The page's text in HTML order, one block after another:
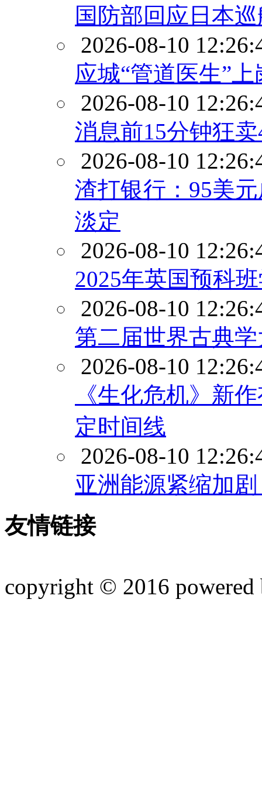
国防部回应日本
2026-08-10
应城“管道医生”
2026-08-10
消息前15分钟狂
2026-08-10
渣打银行：95美
淡定
2026-08-10
2025年英国预科
2026-08-10
第二届世界古典
2026-08-10
《生化危机》新
定时间线
2026-08-10
亚洲能源紧缩加
友情链接
copyright © 2016